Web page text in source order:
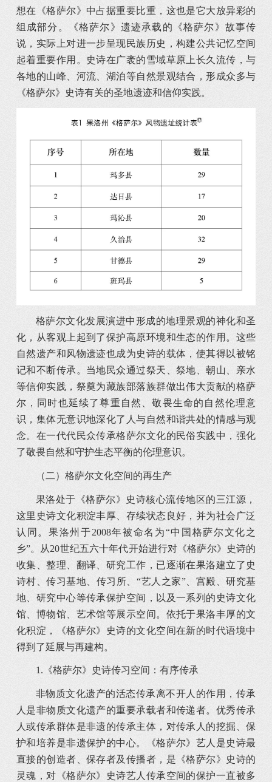
想在《格萨尔》中占据重要比重，这也是它大放异彩的
组成部分。《格萨尔》遗迹承载的《格萨尔》故事传
说，实际上对进一步呈现民族历史，构建公共记忆空间
起着重要作用。史诗在广袤的雪域草原上长久流传，与
各地的山峰、河流、湖泊等自然景观结合，形成众多与
《格萨尔》史诗有关的圣地遗迹和信仰实践。
格萨尔文化发展演进中形成的地理景观的神化和圣
化，从客观上起到了保护高原环境和生态的作用。这些
自然遗产和风物遗迹也成为史诗的载体，使其得以被铭
记和不断传承。当地民众通过祭天、祭地、朝山、亲水
等信仰实践，祭奠为藏族部落族群做出伟大贡献的格萨
尔，同时也延续了尊重自然、敬畏生命的自然伦理意
识，集体无意识地深化了人与自然和谐共处的情感与观
念。在一代代民众传承格萨尔文化的民俗实践中，强化
了敬畏自然和守护生态平衡的伦理意识。
（二）格萨尔文化空间的再生产
果洛处于《格萨尔》史诗核心流传地区的三江源，
这里史诗文化积淀丰厚、存续状态良好，并为社会广泛
认同。果洛州于2008年被命名为“中国格萨尔文化之
乡”。从20世纪五六十年代开始进行对《格萨尔》史诗的
收集、整理、翻译、研究工作，已逐渐在果洛建立了史
诗村、传习基地、传习所、“艺人之家”、宫殿、研究基
地、研究中心等传承保护空间，以及一系列的史诗文化
馆、博物馆、艺术馆等展示空间。依托于果洛丰厚的文
化积淀，《格萨尔》史诗的文化空间在新的时代语境中
得到了延展与再建构。
1.《格萨尔》史诗传习空间：有序传承
非物质文化遗产的活态传承离不开人的作用，传承
人是非物质文化遗产的重要承载者和传递者。优秀传承
人或传承群体是非遗的传承主体，对传承人的挖掘、保
护和培养是非遗保护的中心。《格萨尔》艺人是史诗最
直接的创造者、保存者及传播者，是《格萨尔》史诗的
灵魂，对《格萨尔》史诗艺人传承空间的保护一直被多